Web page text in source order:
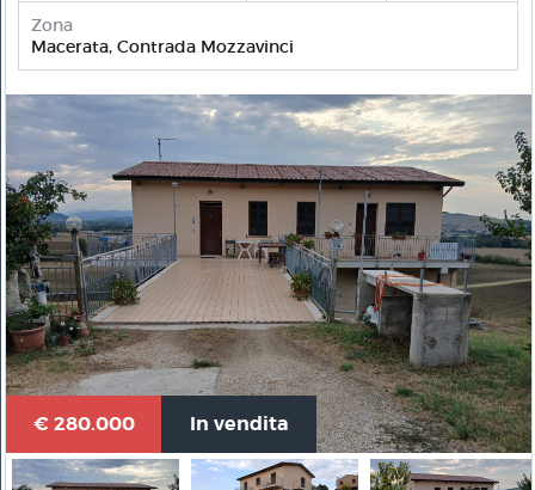
Zona
Macerata, Contrada Mozzavinci
€ 280.000 In vendita